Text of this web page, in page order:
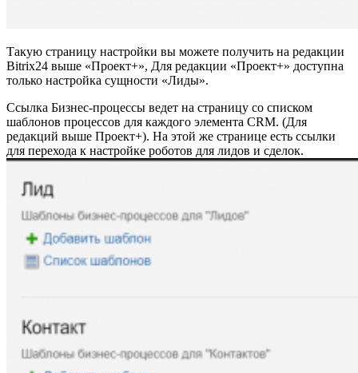
Такую страницу настройки вы можете получить на редакции
Bitrix24 выше «Проект+», Для редакции «Проект+» доступна
только настройка сущности «Лиды».
Ссылка Бизнес-процессы ведет на страницу со списком
шаблонов процессов для каждого элемента CRM. (Для
редакций выше Проект+). На этой же странице есть ссылки
для перехода к настройке роботов для лидов и сделок.